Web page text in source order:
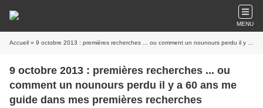
MENU
Accueil » 9 octobre 2013 : premières recherches ... ou comment un nounours perdu il y a 60 ans me guide dans mes premières recherches
9 octobre 2013 : premières recherches ... ou
comment un nounours perdu il y a 60 ans me
guide dans mes premières recherches